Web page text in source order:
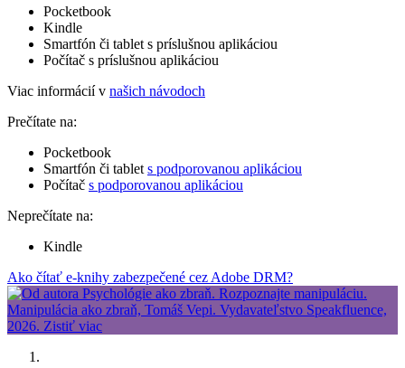
Pocketbook
Kindle
Smartfón či tablet s príslušnou aplikáciou
Počítač s príslušnou aplikáciou
Viac informácií v našich návodoch
Prečítate na:
Pocketbook
Smartfón či tablet s podporovanou aplikáciou
Počítač s podporovanou aplikáciou
Neprečítate na:
Kindle
Ako čítať e-knihy zabezpečené cez Adobe DRM?